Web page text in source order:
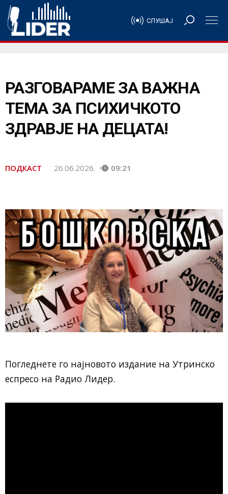
СЛУШАЈ
РАЗГОВАРАМЕ ЗА ВАЖНА
ТЕМА ЗА ПСИХИЧКОТО
ЗДРАВЈЕ НА ДЕЦАТА!
ПОДКАСТ 26.06.2026. 09:21
Погледнете го најновото издание на Утринско
еспресо на Радио Лидер.